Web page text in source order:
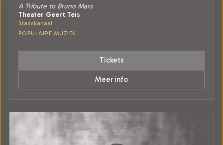
A Tribute to Bruno Mars
Theater Geert Teis
Stadskanaal
POPULAIRE MUZIEK
Tickets
Meer info